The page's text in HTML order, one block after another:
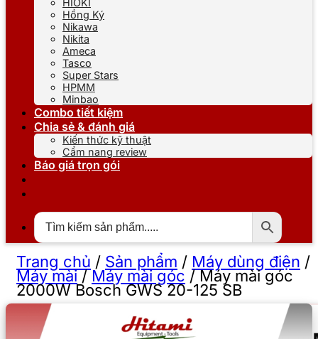
HIOKI
Hồng Ký
Nikawa
Nikita
Ameca
Tasco
Super Stars
HPMM
Minbao
Combo tiết kiệm
Chia sẻ & đánh giá
Kiến thức kỹ thuật
Cẩm nang review
Báo giá trọn gói
Trang chủ / Sản phẩm / Máy dùng điện /
Máy mài/Máy mài góc /Máy mài góc
2000W Bosch GWS 20-125 SB